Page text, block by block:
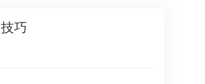
巧